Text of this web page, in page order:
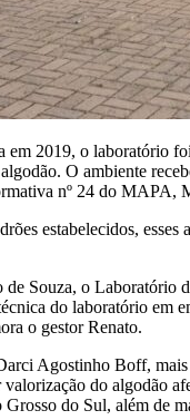
em 2019, o laboratório
O ambiente
nº 24 do MAPA,
estabelecidos,
Souza, o Laboratório
do laboratório em
o gestor Renato.
Agostinho Boff,
do algodão
do Sul, além de